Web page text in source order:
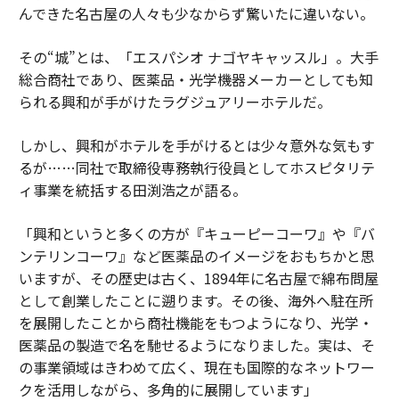
んできた名古屋の人々も少なからず驚いたに違いない。
その“城”とは、「エスパシオ ナゴヤキャッスル」。大手
総合商社であり、医薬品・光学機器メーカーとしても知
られる興和が手がけたラグジュアリーホテルだ。
しかし、興和がホテルを手がけるとは少々意外な気もす
るが……同社で取締役専務執行役員としてホスピタリテ
ィ事業を統括する田渕浩之が語る。
「興和というと多くの方が『キューピーコーワ』や『バ
ンテリンコーワ』など医薬品のイメージをおもちかと思
いますが、その歴史は古く、1894年に名古屋で綿布問屋
として創業したことに遡ります。その後、海外へ駐在所
を展開したことから商社機能をもつようになり、光学・
医薬品の製造で名を馳せるようになりました。実は、そ
の事業領域はきわめて広く、現在も国際的なネットワー
クを活用しながら、多角的に展開しています」